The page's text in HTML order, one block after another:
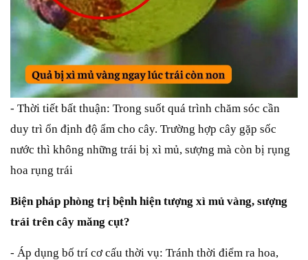
- Thời tiết bất thuận: Trong suốt quá trình chăm sóc cần
duy trì ổn định độ ẩm cho cây. Trường hợp cây gặp sốc
nước thì không những trái bị xì mủ, sượng mà còn bị rụng
hoa rụng trái
Biện pháp phòng trị bệnh hiện tượng xì mủ vàng, sượng
trái trên cây măng cụt?
- Áp dụng bố trí cơ cấu thời vụ: Tránh thời điểm ra hoa,